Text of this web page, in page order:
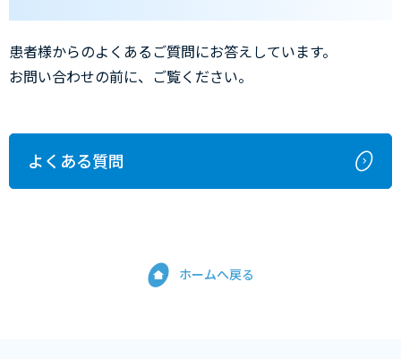
患者様からのよくあるご質問にお答えしています。
お問い合わせの前に、ご覧ください。
よくある質問
ホームへ戻る